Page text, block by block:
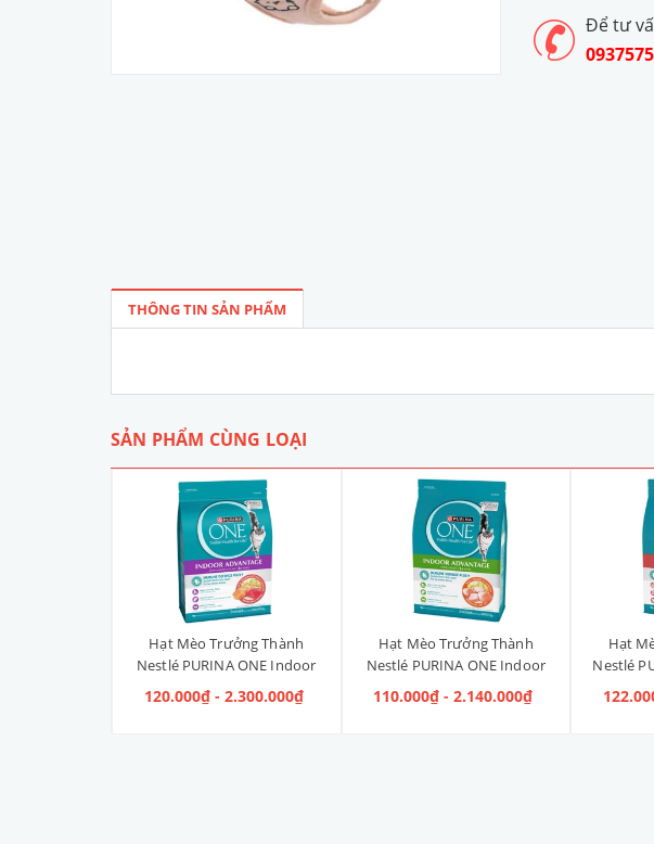
Để tư
THÔNG TIN SẢN PHẨM
SẢN PHẨM CÙNG LOẠI
Hạt Mèo Trưởng Thành
Nestlé PURINA ONE Indoor
Advantage Salmon & Tuna [Vị
Cá Hồi & Cá Ngừ]
120.000₫ - 2.300.000₫
Hạt Mèo Trưởng Thành
Nestlé PURINA ONE Indoor
Advantage [Vị Gà]
110.000₫ - 2.140.000₫
Hạt
Nestlé
Adult